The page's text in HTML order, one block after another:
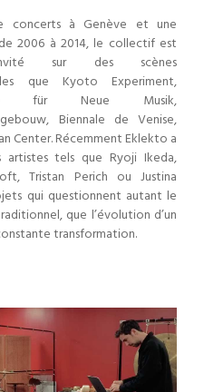
concerts à Genève et une
2006 à 2014, le collectif est
sur des scènes
que Kyoto Experiment,
für Neue Musik,
Biennale de Venise,
Center. Récemment Eklekto a
artistes tels que Ryoji Ikeda,
Tristan Perich ou Justina
qui questionnent autant le
que l’évolution d’un
transformation.